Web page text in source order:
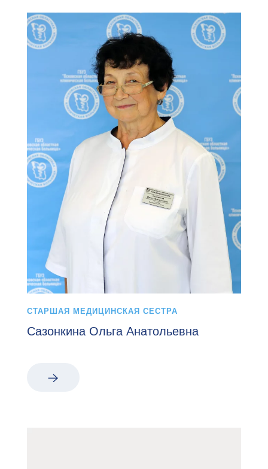
СТАРШАЯ МЕДИЦИНСКАЯ СЕСТРА
Сазонкина Ольга Анатольевна